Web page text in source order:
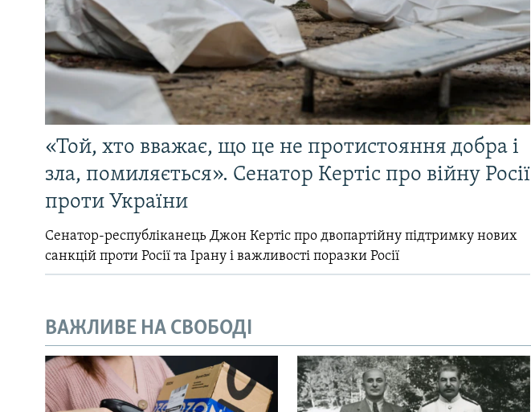
«Той, хто вважає, що це не протистояння добра і
зла, помиляється». Сенатор Кертіс про війну Росії
проти України
Сенатор-республіканець Джон Кертіс про двопартійну підтримку нових
санкцій проти Росії та Ірану і важливості поразки Росії
ВАЖЛИВЕ НА СВОБОДІ